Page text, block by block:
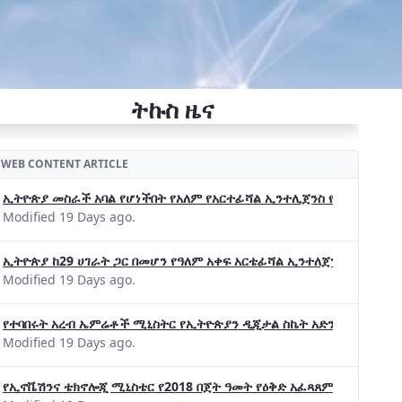
ትኩስ ዜና
WEB CONTENT ARTICLE
ኢትዮጵያ መስራች አባል የሆነችበት የአለም የአርተፊሻል ኢንተሊጀንስ የትብብር
Modified 19 Days ago.
ኢትዮጵያ ከ29 ሀገራት ጋር በመሆን የዓለም አቀፍ አርቴፊሻል ኢንተለጀንስ ትብብር
Modified 19 Days ago.
የተባበሩት አረብ ኤምሬቶች ሚኒስትር የኢትዮጵያን ዲጂታል ስኬት አድንቀዋል
Modified 19 Days ago.
የኢኖቬሽንና ቴክኖሎጂ ሚኒስቴር የ2018 በጀት ዓመት የዕቅድ አፈጻጸምና የቀጣይ